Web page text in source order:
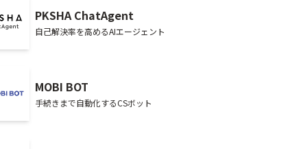
PKSHA ChatAgent
自己解決率を高めるAIエージェント
MOBI BOT
手続きまで自動化するCSボット